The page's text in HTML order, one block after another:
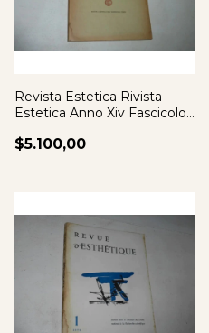
Revista Estetica Rivista
Estetica Anno Xiv Fascicolo I
$5.100,00